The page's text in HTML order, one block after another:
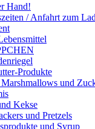
Hand!
/ Anfahrt zum
Produkte
und
Kekse
und Pretzels
und Syrup